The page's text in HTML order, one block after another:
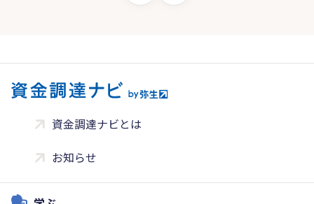
資金調達ナビとは
お知らせ